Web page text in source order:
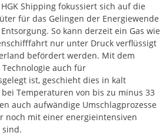
Shipping fokussiert sich auf die
für das Gelingen der Energiewende
So kann derzeit ein Gas wie
nur unter Druck verflüssigt
befördert werden. Mit dem
auch für
ist, geschieht dies in kalt
Temperaturen von bis zu minus 33
auch aufwändige Umschlagprozesse
noch mit einer energieintensiven
sind.